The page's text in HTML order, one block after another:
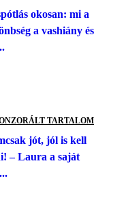
okosan: mi a
a vashiány és
TARTALOM
jót, jól is kell
– Laura a saját